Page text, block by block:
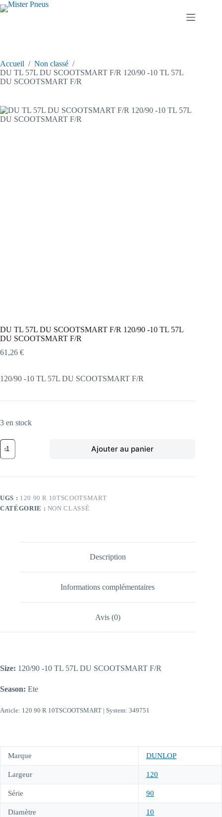
Passer
au
Accueil / Non classé /
DU TL 57L DU SCOOTSMART F/R 120/90 -10 TL 57L
DU SCOOTSMART F/R
DU TL 57L DU SCOOTSMART F/R 120/90 -10 TL 57L
DU SCOOTSMART F/R
61,26 €
120/90 -10 TL 57L DU SCOOTSMART F/R
3 en stock
quantité
de
DU
57L
F/R
120/90
Ajouter au panier
UGS : 120 90 R 10TSCOOTSMART
CATÉGORIE : NON CLASSÉ
Description
Informations complémentaires
Avis (0)
Size: 120/90 -10 TL 57L DU SCOOTSMART F/R
Season: Ete
Article: 120 90 R 10TSCOOTSMART | System: 349751
Marque DUNLOP
Largeur 120
Série 90
Diamètre 10